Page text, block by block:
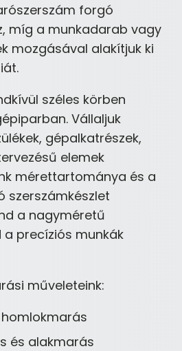
forgó
míg a munkadarab vagy
mozgásával alakítjuk ki
széles körben
Vállaljuk
gépalkatrészek,
elemek
mérettartománya és a
szerszámkészlet
a nagyméretű
a precíziós munkák
műveleteink:
és alakmarás